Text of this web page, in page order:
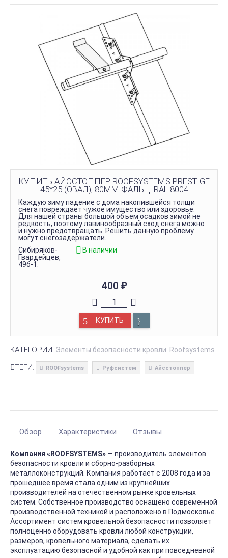
КУПИТЬ АЙССТОППЕР ROOFSYSTEMS PRESTIGE
45*25 (ОВАЛ), 80ММ ФАЛЬЦ. RAL 8004
Каждую зиму падение с дома накопившейся толщи
снега повреждает чужое имущество или здоровье.
Для нашей страны большой объем осадков зимой не
редкость, поэтому лавинообразный сход снега можно
и нужно предотвращать. Решить данную проблему
могут снегозадержатели.
Сибиряков-
Гвардейцев,
49б-1:
В наличии
400 ₽
КУПИТЬ
КАТЕГОРИИ: Элементы безопасности кровли Roofsystems
ТЕГИ: ROOFsystems Руфсистем Айсстоппер
Обзор Характеристики Отзывы
Компания «ROOFSYSTEMS» — производитель элементов
безопасности кровли и сборно-разборных
металлоконструкций. Компания работает с 2008 года и за
прошедшее время стала одним из крупнейших
производителей на отечественном рынке кровельных
систем. Собственное производство оснащено современной
производственной техникой и расположено в Подмосковье.
Ассортимент систем кровельной безопасности позволяет
полноценно оборудовать кровли любой конструкции,
размеров, кровельного материала, сделать их
эксплуатацию безопасной и удобной как при повседневной